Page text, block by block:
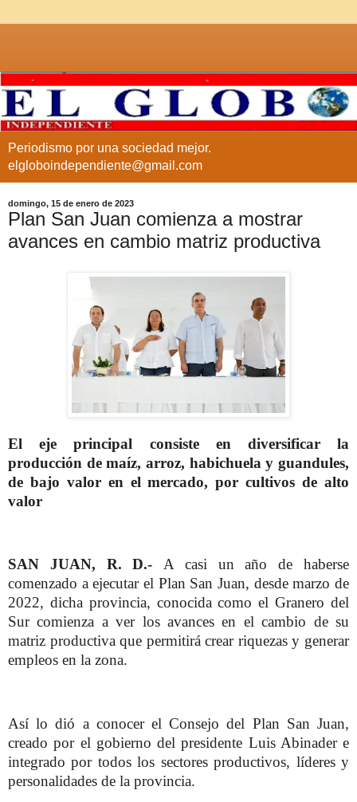
Periodismo por una sociedad mejor.
elgloboindependiente@gmail.com
domingo, 15 de enero de 2023
Plan San Juan comienza a mostrar
avances en cambio matriz productiva
El eje principal consiste en diversificar la
producción de maíz, arroz, habichuela y guandules,
de bajo valor en el mercado, por cultivos de alto
valor
SAN JUAN, R. D.-A casi un año de haberse
comenzado a ejecutar el Plan San Juan, desde marzo de
2022, dicha provincia, conocida como el Granero del
Sur comienza a ver los avances en el cambio de su
matriz productiva que permitirá crear riquezas y generar
empleos en la zona.
Así lo dió a conocer el Consejo del Plan San Juan,
creado por el gobierno del presidente Luis Abinader e
integrado por todos los sectores productivos, líderes y
personalidades de la provincia.